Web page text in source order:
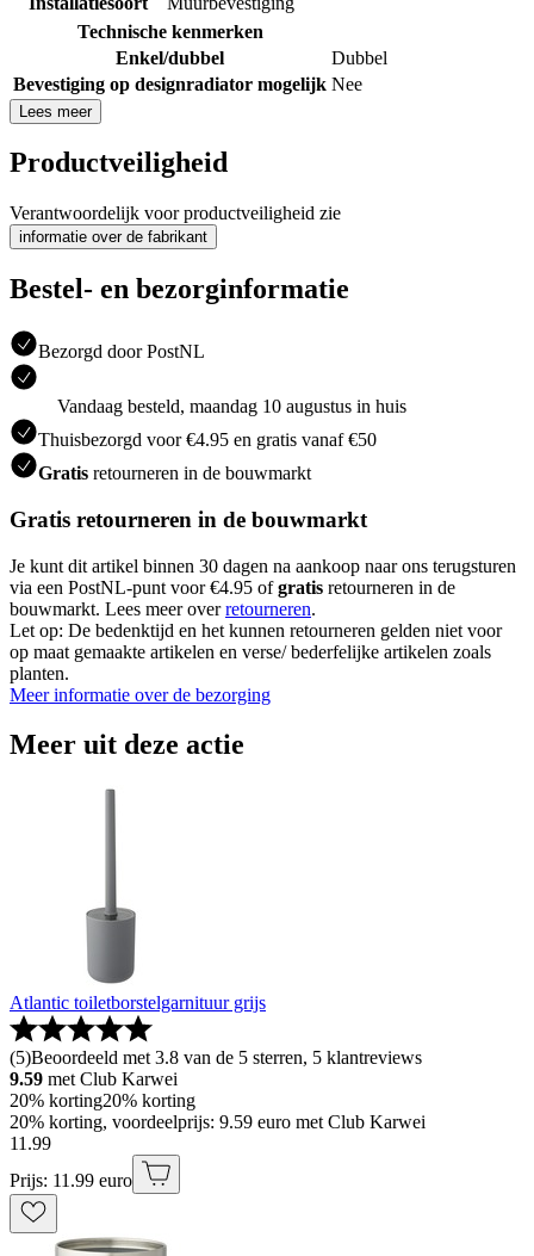
Technische kenmerken
Enkel/dubbel
Dubbel
Bevestiging op designradiator mogelijk Nee
Lees meer
Productveiligheid
Verantwoordelijk voor productveiligheid zie
informatie over de fabrikant
Bestel- en bezorginformatie
Bezorgd door PostNL
Vandaag besteld, maandag 10 augustus in huis
Thuisbezorgd voor €4.95 en gratis vanaf €50
Gratis retourneren in de bouwmarkt
Gratis retourneren in de bouwmarkt
Je kunt dit artikel binnen 30 dagen na aankoop naar ons terugsturen
via een PostNL-punt voor €4.95 ofgratis retourneren in de
bouwmarkt. Lees meer overretourneren.
Let op: De bedenktijd en het kunnen retourneren gelden niet voor
op maat gemaakte artikelen en verse/ bederfelijke artikelen zoals
planten.
Meer informatie over de bezorging
Meer uit deze actie
Atlantic toiletborstelgarnituur grijs
(5)Beoordeeld met 3.8 van de 5 sterren, 5 klantreviews
9.59 met Club Karwei
20% korting20% korting
20% korting, voordeelprijs: 9.59 euro met Club Karwei
11 .99
Prijs: 11.99 euro